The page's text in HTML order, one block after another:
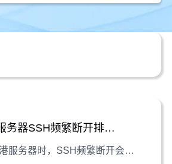
CentOS香港服务器SSH频繁断开排查指南
使用CentOS香港服务器时，SSH频繁断开会影响操作效率。本文从现象确认到具体排查步骤，帮你系统解决这一常见问题。